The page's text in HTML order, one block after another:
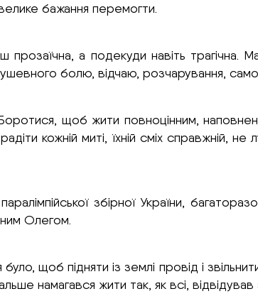
бажання перемогти.
а подекуди навіть трагічна.
болю, відчаю, розчарування,
щоб жити повноцінним,
кожній миті, їхній сміх справжній,
збірної України,
Олегом.
щоб підняти із землі провід і
намагався жити так, як всі, відвідував